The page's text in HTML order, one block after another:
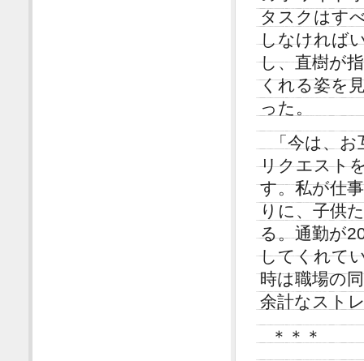
タスクはす
しなければ
し、直樹が
くれる姿を
った。
「今は、
リクエスト
す。私が仕
りに、子供
る。通勤が
してくれて
時は職場の
余計なスト
＊＊＊